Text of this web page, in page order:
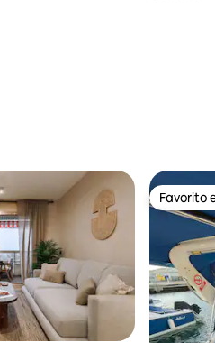
reseñas
Favorito
Favorito